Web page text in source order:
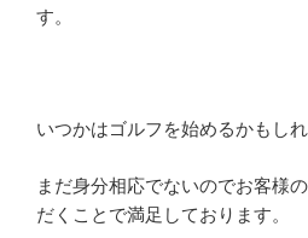
す。
いつかはゴルフを始めるかもし
まだ身分相応でないのでお客様
だくことで満足しております。